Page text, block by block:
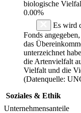
biologische
0.00%
Es wird
Fonds
das
unterzeichnet
die Artenvielfalt
Vielfalt und die
(Datenquelle:
Soziales & Ethik
Unternehmensanteile